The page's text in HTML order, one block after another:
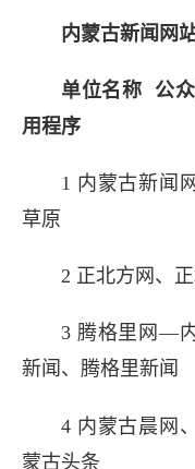
内蒙古新闻网
单位名称 公
用程序
1 内蒙古新闻网
草原
2 正北方网 、
3 腾格里网—
新闻 、 腾格里新闻
4 内蒙古晨网 、
蒙古头条
媒体铺
内蒙古
什么是
定义的内蒙
铺子小编经